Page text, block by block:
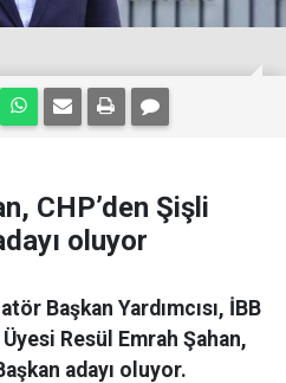
CHP’den Şişli
oluyor
Başkan Yardımcısı, İBB
Resül Emrah Şahan,
adayı oluyor.